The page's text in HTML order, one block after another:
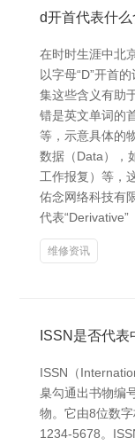
d开首代表什么
在时时生涯中北
以字母“D”开首
集这些含义有助
错是英文单词的
等，示意具体的
数据（Data），
工作报复）等，
佑念网络科技有
代表
维修资讯
ISSN是否代表
ISSN（
臬勾通出书物编
物。它由8位数
1234-5678。